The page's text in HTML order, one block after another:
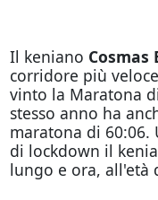
Il keniano Cosmas
corridore più
vinto la Maratona
stesso anno ha
maratona di
di lockdown il
lungo e ora, all'età